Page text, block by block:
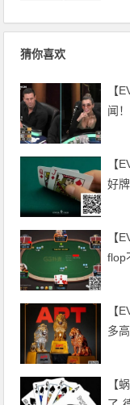
猜你喜欢
【
闻！
【
好牌
【
flop
【
多
【